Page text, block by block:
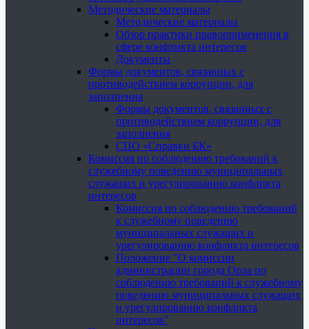
Методические материалы
Методические материалы
Обзор практики правоприменения в
сфере конфликта интересов
Документы
Формы документов, связанных с
противодействием коррупции, для
заполнения
Формы документов, связанных с
противодействием коррупции, для
заполнения
СПО «Справки БК»
Комиссия по соблюдению требований к
служебному поведению муниципальных
служащих и урегулированию конфликта
интересов
Комиссия по соблюдению требований
к служебному поведению
муниципальных служащих и
урегулированию конфликта интересов
Положение "О комиссии
администрации города Орла по
соблюдению требований к служебному
поведению муниципальных служащих
и урегулированию конфликта
интересов"